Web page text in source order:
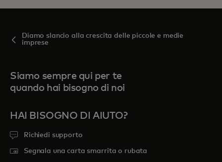
Diamo slancio alla crescita delle piccole e medie
imprese
Siamo sempre qui per te
quando hai bisogno di noi
HAI BISOGNO DI AIUTO?
Richiedi supporto
Segnala una carta smarrita o rubata